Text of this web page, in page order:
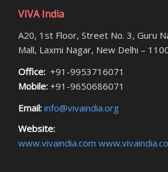
VIVA India
A20, 1st Floor, Street No. 3, Guru
Mall, Laxmi Nagar, New Delhi –
Office: +91-9953716071
Mobile: +91-9650686071
Email: info@vivaindia.org
Website:
www.vivaindia.com